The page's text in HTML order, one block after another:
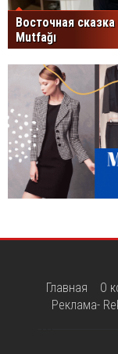
Восточная
Mutfağı
Главная О
Реклама-